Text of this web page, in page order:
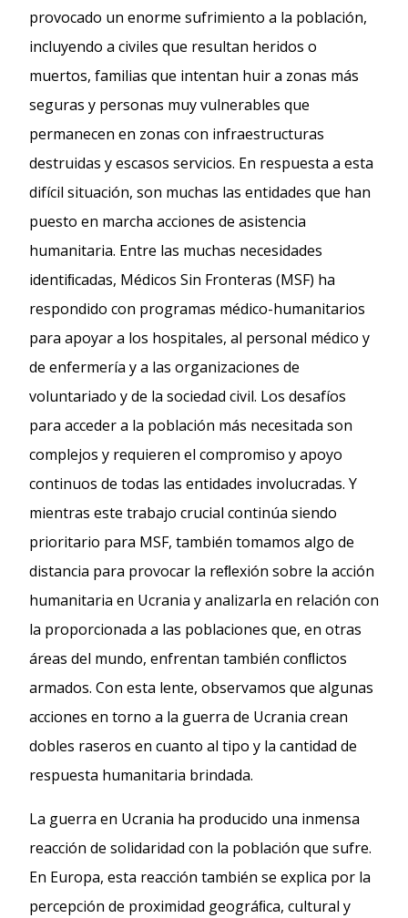
provocado un enorme sufrimiento a la población,
incluyendo a civiles que resultan heridos o
muertos, familias que intentan huir a zonas más
seguras y personas muy vulnerables que
permanecen en zonas con infraestructuras
destruidas y escasos servicios. En respuesta a esta
difícil situación, son muchas las entidades que han
puesto en marcha acciones de asistencia
humanitaria. Entre las muchas necesidades
identiﬁcadas, Médicos Sin Fronteras (MSF) ha
respondido con programas médico-humanitarios
para apoyar a los hospitales, al personal médico y
de enfermería y a las organizaciones de
voluntariado y de la sociedad civil. Los desafíos
para acceder a la población más necesitada son
complejos y requieren el compromiso y apoyo
continuos de todas las entidades involucradas. Y
mientras este trabajo crucial continúa siendo
prioritario para MSF, también tomamos algo de
distancia para provocar la reﬂexión sobre la acción
humanitaria en Ucrania y analizarla en relación con
la proporcionada a las poblaciones que, en otras
áreas del mundo, enfrentan también conﬂictos
armados. Con esta lente, observamos que algunas
acciones en torno a la guerra de Ucrania crean
dobles raseros en cuanto al tipo y la cantidad de
respuesta humanitaria brindada.
La guerra en Ucrania ha producido una inmensa
reacción de solidaridad con la población que sufre.
En Europa, esta reacción también se explica por la
percepción de proximidad geográﬁca, cultural y